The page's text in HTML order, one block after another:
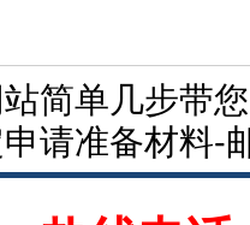
简单几步带
请准备材料-